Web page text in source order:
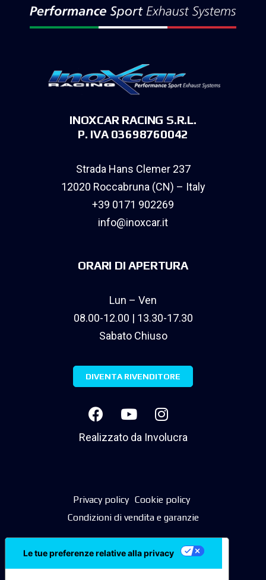
INOXCAR RACING S.R.L.
P. IVA 03698760042
Strada Hans Clemer 237
12020 Roccabruna (CN) – Italy
+39 0171 902269
info@inoxcar.it
ORARI DI APERTURA
Lun – Ven
08.00-12.00 | 13.30-17.30
Sabato Chiuso
DIVENTA RIVENDITORE
Realizzato da Involucra
Privacy policy Cookie policy
Condizioni di vendita e garanzie
Le tue preferenze relative alla privacy